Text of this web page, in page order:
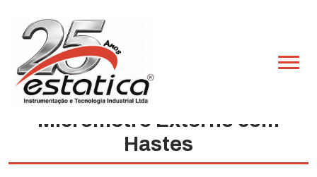
Micrômetro Externo com
Hastes